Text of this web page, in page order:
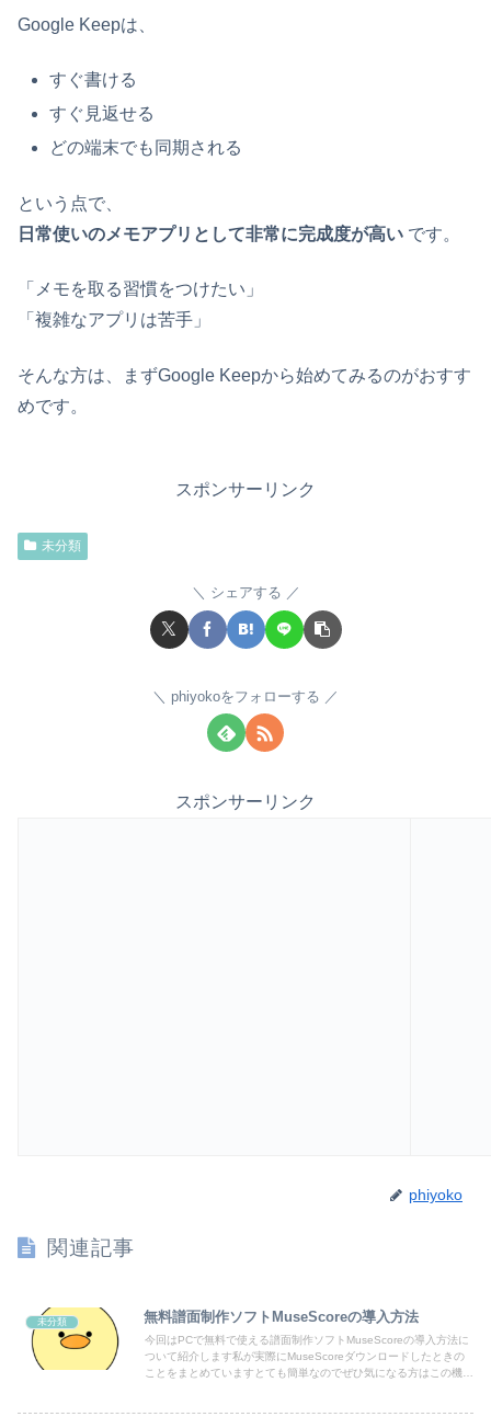
Google Keepは、
すぐ書ける
すぐ見返せる
どの端末でも同期される
という点で、
日常使いのメモアプリとして非常に完成度が高い です。
「メモを取る習慣をつけたい」
「複雑なアプリは苦手」
そんな方は、まずGoogle Keepから始めてみるのがおすす
めです。
スポンサーリンク
未分類
シェアする
phiyokoをフォローする
スポンサーリンク
phiyoko
関連記事
未分類 無料譜面制作ソフトMuseScoreの導入方法
今回はPCで無料で使える譜面制作ソフトMuseScoreの導入方法に
ついて紹介します私が実際にMuseScoreダウンロードしたときの
ことをまとめていますとても簡単なのでぜひ気になる方はこの機会